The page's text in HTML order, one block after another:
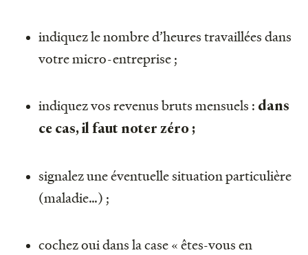
indiquez le nombre d’heures travaillées dans
votre micro-entreprise ;
indiquez vos revenus bruts mensuels : dans
ce cas, il faut noter zéro ;
signalez une éventuelle situation particulière
(maladie…) ;
cochez oui dans la case « êtes-vous en